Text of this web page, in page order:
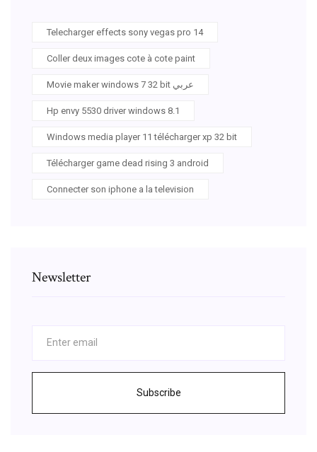
Telecharger effects sony vegas pro 14
Coller deux images cote à cote paint
Movie maker windows 7 32 bit عربي
Hp envy 5530 driver windows 8.1
Windows media player 11 télécharger xp 32 bit
Télécharger game dead rising 3 android
Connecter son iphone a la television
Newsletter
Subscribe